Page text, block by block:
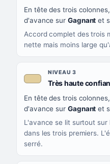
En tête des trois
d'avance sur Gagnant et
Accord complet des trois
nette mais moins large
NIVEAU 3
Très haute
En tête des trois
d'avance sur Gagnant et
L'avance se lit surtout
dans les trois premiers.
serré.